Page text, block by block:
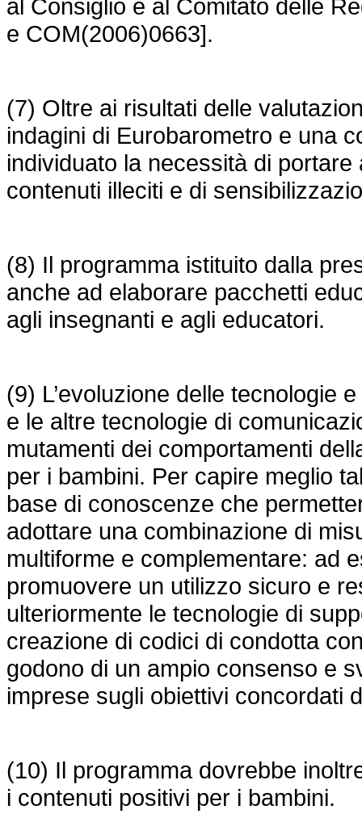
al Consiglio e al Comitato delle
e COM(2006)0663].
(7) Oltre ai risultati delle
indagini di Eurobarometro e una
individuato la necessità di
contenuti illeciti e di
(8) Il programma istituito dalla
anche ad elaborare pacchetti
agli insegnanti e agli educatori.
(9) L’evoluzione delle tecnologie
e le altre tecnologie di
mutamenti dei comportamenti
per i bambini. Per capire meglio
base di conoscenze che
adottare una combinazione di
multiforme e complementare: ad
promuovere un utilizzo sicuro e
ulteriormente le tecnologie di
creazione di codici di condotta
godono di un ampio consenso e
imprese sugli obiettivi concordati
(10) Il programma dovrebbe
i contenuti positivi per i bambini.